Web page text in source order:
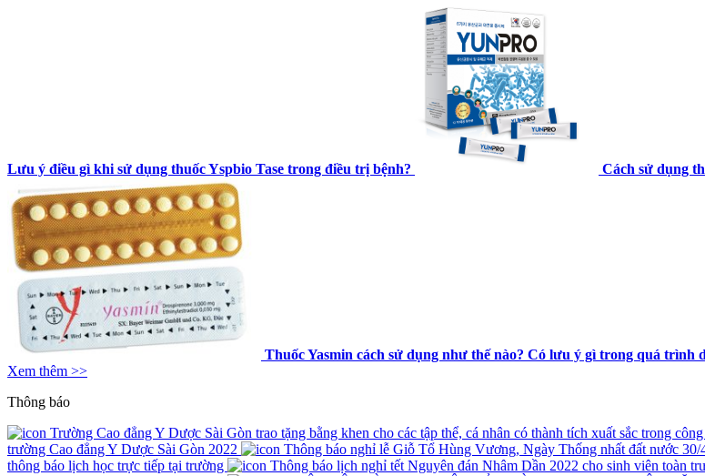
Lưu ý điều gì khi sử dụng thuốc Yspbio Tase trong điều trị bệnh? Cách sử dụng
Thuốc Yasmin cách sử dụng như thế nào? Có lưu ý gì trong quá trình
Xem thêm >>
Thông báo
Trường Cao đẳng Y Dược Sài Gòn trao tặng bằng khen cho các tập thể, cá nhân có thành tích xuất sắc trong
trường Cao đẳng Y Dược Sài Gòn 2022
Thông báo nghỉ lễ Giỗ Tổ Hùng Vương, Ngày Thống nhất đất nước 30/
thông báo lịch học trực tiếp tại trường
Thông báo lịch nghỉ tết Nguyên đán Nhâm Dần 2022 cho sinh viên toàn